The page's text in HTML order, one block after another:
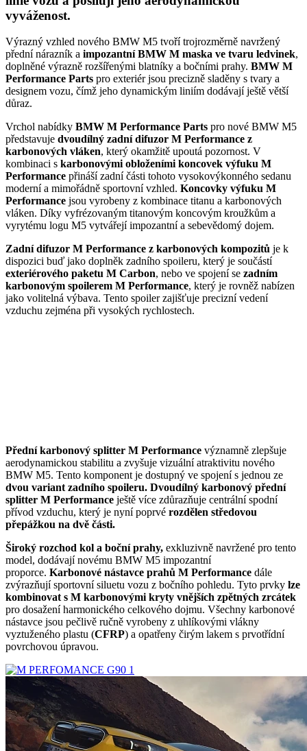
vyváženost.
Výrazný vzhled nového BMW M5 tvoří trojrozměrně navržený
přední nárazník a impozantní BMW M maska ve tvaru ledvinek,
doplněné výrazně rozšířenými blatníky a bočními prahy. BMW M
Performance Parts pro exteriér jsou precizně sladěny s tvary a
designem vozu, čímž jeho dynamickým liniím dodávají ještě větší
důraz.
Vrchol nabídky BMW M Performance Parts pro nové BMW M5
představuje dvoudílný zadní difuzor M Performance z
karbonových vláken, který okamžitě upoutá pozornost. V
kombinaci s karbonovými obloženími koncovek výfuku M
Performance přináší zadní části tohoto vysokovýkonného sedanu
moderní a mimořádně sportovní vzhled. Koncovky výfuku M
Performance jsou vyrobeny z kombinace titanu a karbonových
vláken. Díky vyfrézovaným titanovým koncovým kroužkům a
vyrytému logu M5 vytvářejí impozantní a sebevědomý dojem.
Zadní difuzor M Performance z karbonových kompozitů je k
dispozici buď jako doplněk zadního spoileru, který je součástí
exteriérového paketu M Carbon, nebo ve spojení se zadním
karbonovým spoilerem M Performance, který je rovněž nabízen
jako volitelná výbava. Tento spoiler zajišťuje precizní vedení
vzduchu zejména při vysokých rychlostech.
Přední karbonový splitter M Performance významně zlepšuje
aerodynamickou stabilitu a zvyšuje vizuální atraktivitu nového
BMW M5. Tento komponent je dostupný ve spojení s jednou ze
dvou variant zadního spoileru. Dvoudílný karbonový přední
splitter M Performance ještě více zdůrazňuje centrální spodní
přívod vzduchu, který je nyní poprvé rozdělen středovou
přepážkou na dvě části.
Široký rozchod kol a boční prahy, exkluzivně navržené pro tento
model, dodávají novému BMW M5 impozantní
proporce. Karbonové nástavce prahů M Performance dále
zvýrazňují sportovní siluetu vozu z bočního pohledu. Tyto prvky lze
kombinovat s M karbonovými kryty vnějších zpětných zrcátek
pro dosažení harmonického celkového dojmu. Všechny karbonové
nástavce jsou pečlivě ručně vyrobeny z uhlíkovými vlákny
vyztuženého plastu (CFRP) a opatřeny čirým lakem s prvotřídní
povrchovou úpravou.